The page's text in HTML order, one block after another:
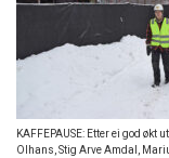
KAFFEPAUSE: Etter ei god
Olhans, Stig Arve Amdal,